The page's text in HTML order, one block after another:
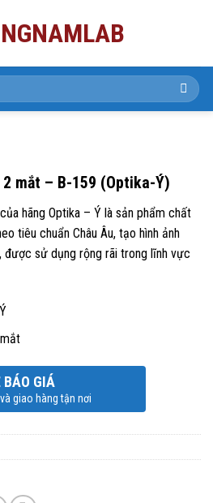
mắt – B-159 (Optika-Ý)
hãng Optika – Ý là sản phẩm chất
tiêu chuẩn Châu Âu, tạo hình ảnh
được sử dụng rộng rãi trong lĩnh vực
BÁO GIÁ
giao hàng tận nơi